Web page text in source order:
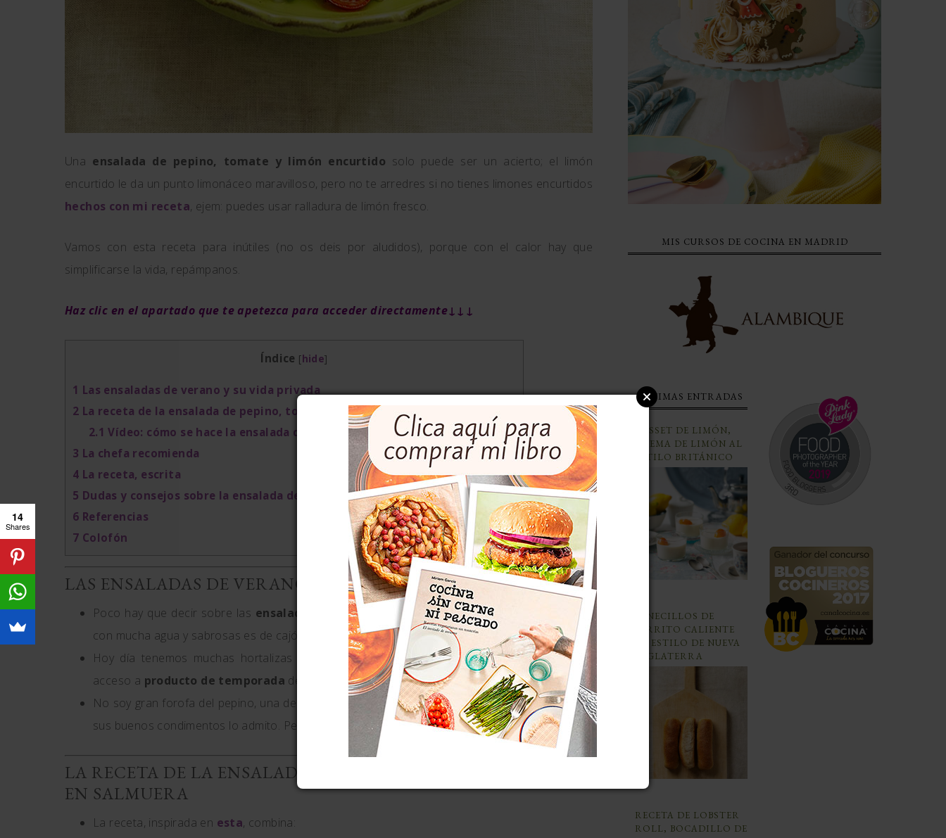
Una ensalada de pepino, tomate y limón encurtido solo puede ser un acierto; el limón
encurtido le da un punto limonáceo maravilloso, pero no te arredres si no tienes limones encurtidos
hechos con mi receta, ejem: puedes usar ralladura de limón fresco.
Vamos con esta receta para inútiles (no os deis por aludidos), porque con el calor hay que
simplificarse la vida, repámpanos.
Haz clic en el apartado que te apetezca para acceder directamente↓↓↓
Índice [hide]
1 Las ensaladas de verano y su vida privada
2 La receta de la ensalada de pepino, tomate y limón en salmuera
2.1 Vídeo: cómo se hace la ensalada de pepino, tomate y limón en salmuera
3 La chefa recomienda
4 La receta, escrita
5 Dudas y consejos sobre la ensalada de pepino, tomate y limón encurtido
6 Referencias
7 Colofón
LAS ENSALADAS DE VERANO Y SU VIDA PRIVADA
Poco hay que decir sobre las ensaladas de verano
; usar hortalizas de temporada, frescas,
con mucha agua y sabrosas es de cajón en las zonas donde las hortalizas estuvieran a mano.
Hoy día tenemos muchas hortalizas en todo momento a lo largo del año, pero si tenéis
acceso a producto de temporada de calidad, moriréis de gusto.
No soy gran forofa del pepino, una de las hortalizas
más acuosas para el verano, pero con
sus buenos condimentos lo admito. Pero, pepino, no te hagas ilusiones.
LA RECETA DE LA ENSALADA DE PEPINO, TOMATE Y LIMÓN
EN SALMUERA
La receta, inspirada en esta, combina:
MIS CURSOS DE COCINA EN MADRID
ÚLTIMAS ENTRADAS
POSSET DE LIMÓN,
CREMA DE LIMÓN AL
ESTILO BRITÁNICO
PANECILLOS DE
PERRITO CALIENTE
AL ESTILO DE NUEVA
INGLATERRA
RECETA DE LOBSTER
ROLL, BOCADILLO DE
14
Shares